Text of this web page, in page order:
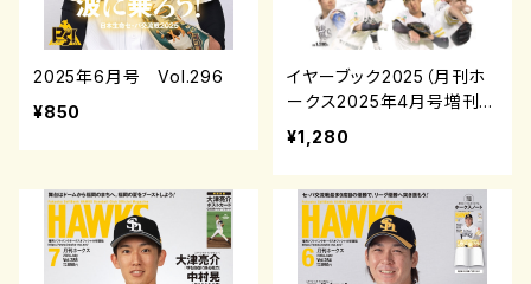
2025年6月号 Vol.296
¥850
イヤーブック2025（月刊ホ
ークス2025年4月号増刊）
¥1,280